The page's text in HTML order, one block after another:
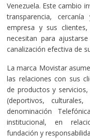
Venezuela. Este cambio
transparencia,
empresa y sus
necesitan para
canalización efectiva de
La marca Movistar
las relaciones con sus
de productos y
(deportivos,
denominación
institucional, en
fundación y